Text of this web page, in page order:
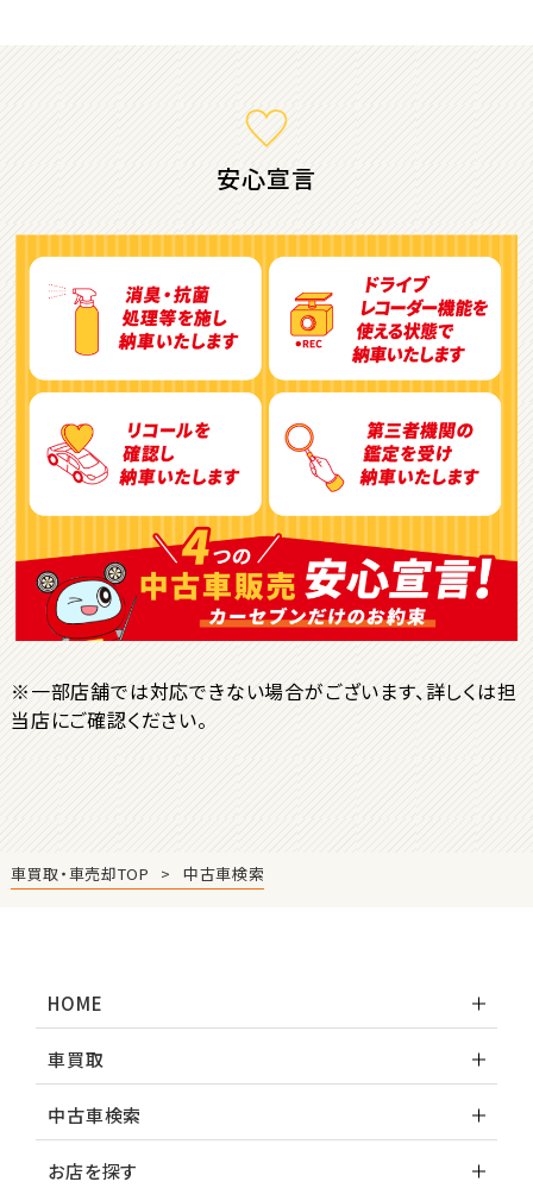
2
トヨタ
アルファード
位
トヨタ
ヴォクシー
ＳＵＶ・クロカン
1 位
トヨタ
ヤリスクロス
安心宣言
※一部店舗では対応できない場合がございます、詳しくは担
当店にご確認ください。
車買取・車売却TOP 中古車検索
HOME
車買取
中古車検索
お店を探す